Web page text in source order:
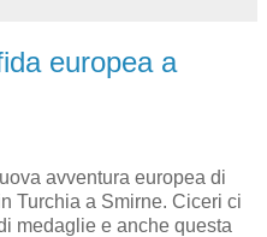
europea a
avventura europea di
Turchia a Smirne. Ciceri ci
medaglie e anche questa